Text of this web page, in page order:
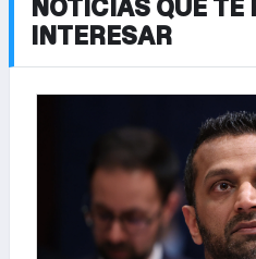
NOTICIAS QUE TE
INTERESAR